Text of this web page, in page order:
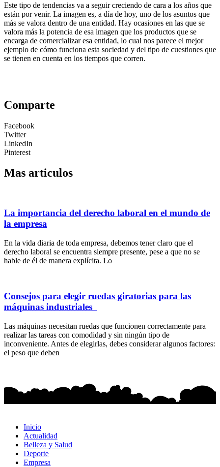
Este tipo de tendencias va a seguir creciendo de cara a los años que
están por venir. La imagen es, a día de hoy, uno de los asuntos que
más se valora dentro de una entidad. Hay ocasiones en las que se
valora más la potencia de esa imagen que los productos que se
encarga de comercializar esa entidad, lo cual nos parece el mejor
ejemplo de cómo funciona esta sociedad y del tipo de cuestiones que
se tienen en cuenta en los tiempos que corren.
Comparte
Facebook
Twitter
LinkedIn
Pinterest
Mas articulos
La importancia del derecho laboral en el mundo de
la empresa
En la vida diaria de toda empresa, debemos tener claro que el
derecho laboral se encuentra siempre presente, pese a que no se
hable de él de manera explícita. Lo
Consejos para elegir ruedas giratorias para las
máquinas industriales
Las máquinas necesitan ruedas que funcionen correctamente para
realizar las tareas con comodidad y sin ningún tipo de
inconveniente. Antes de elegirlas, debes considerar algunos factores:
el peso que deben
Inicio
Actualidad
Belleza y Salud
Deporte
Empresa